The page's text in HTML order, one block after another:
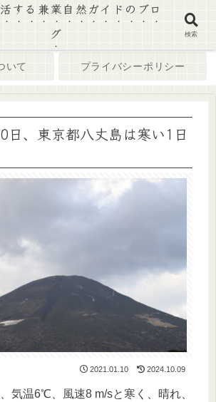
いて プライバシーポリシー
、東京都八丈島は寒い1日
2021.01.10 2024.10.09
気温6℃、風速8 m/sと寒く、晴れ、
する兼業自然ガイドのブロ
グ
検索